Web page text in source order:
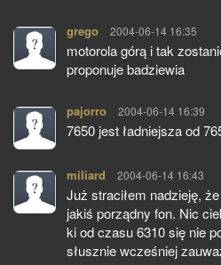
grego pisze:
2004-06-14 16:35
motorola górą i tak
proponuje badziewia
pajorro pisze:
2004-06-14 16:39
7650 jest ładniejsza od
miliard pisze:
2004-06-14 16:43
Już straciłem nadzieję,
jakiś porządny fon. Nic
ki od czasu 6310 się nie
słusznie wcześniej